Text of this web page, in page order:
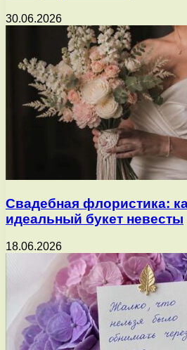
30.06.2026
Свадебная флористика:
идеальный букет невесты
18.06.2026